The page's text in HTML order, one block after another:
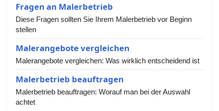
Fragen an Malerbetrieb
Diese Fragen sollten Sie Ihrem Malerbetrieb vor Beginn
stellen
Malerangebote vergleichen
Malerangebote vergleichen: Was wirklich entscheidend ist
Malerbetrieb beauftragen
Malerbetrieb beauftragen: Worauf man bei der Auswahl
achtet